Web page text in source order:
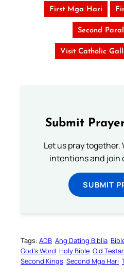
First Mga Hari
Second
Visit Catholic
Submit
Let us pray
intentions and join
SUBMIT
Tags: ADB Ang Dating Biblia
God’s Word Holy Bible Old
Second Kings Second Mga Hari